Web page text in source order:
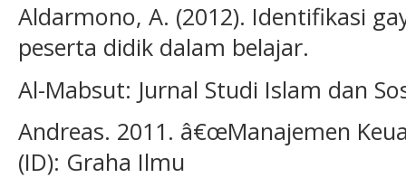
Aldarmono, A. (2012). Identifikasi
peserta didik dalam belajar.
Al-Mabsut: Jurnal Studi Islam dan
Andreas. 2011. â€œManajemen
(ID): Graha Ilmu